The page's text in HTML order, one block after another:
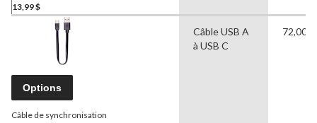
avec certains appareils
Apple et Android, blanc,
13,99 $
Options
Câble de synchronisation
Câble USB A
à USB C
72,00